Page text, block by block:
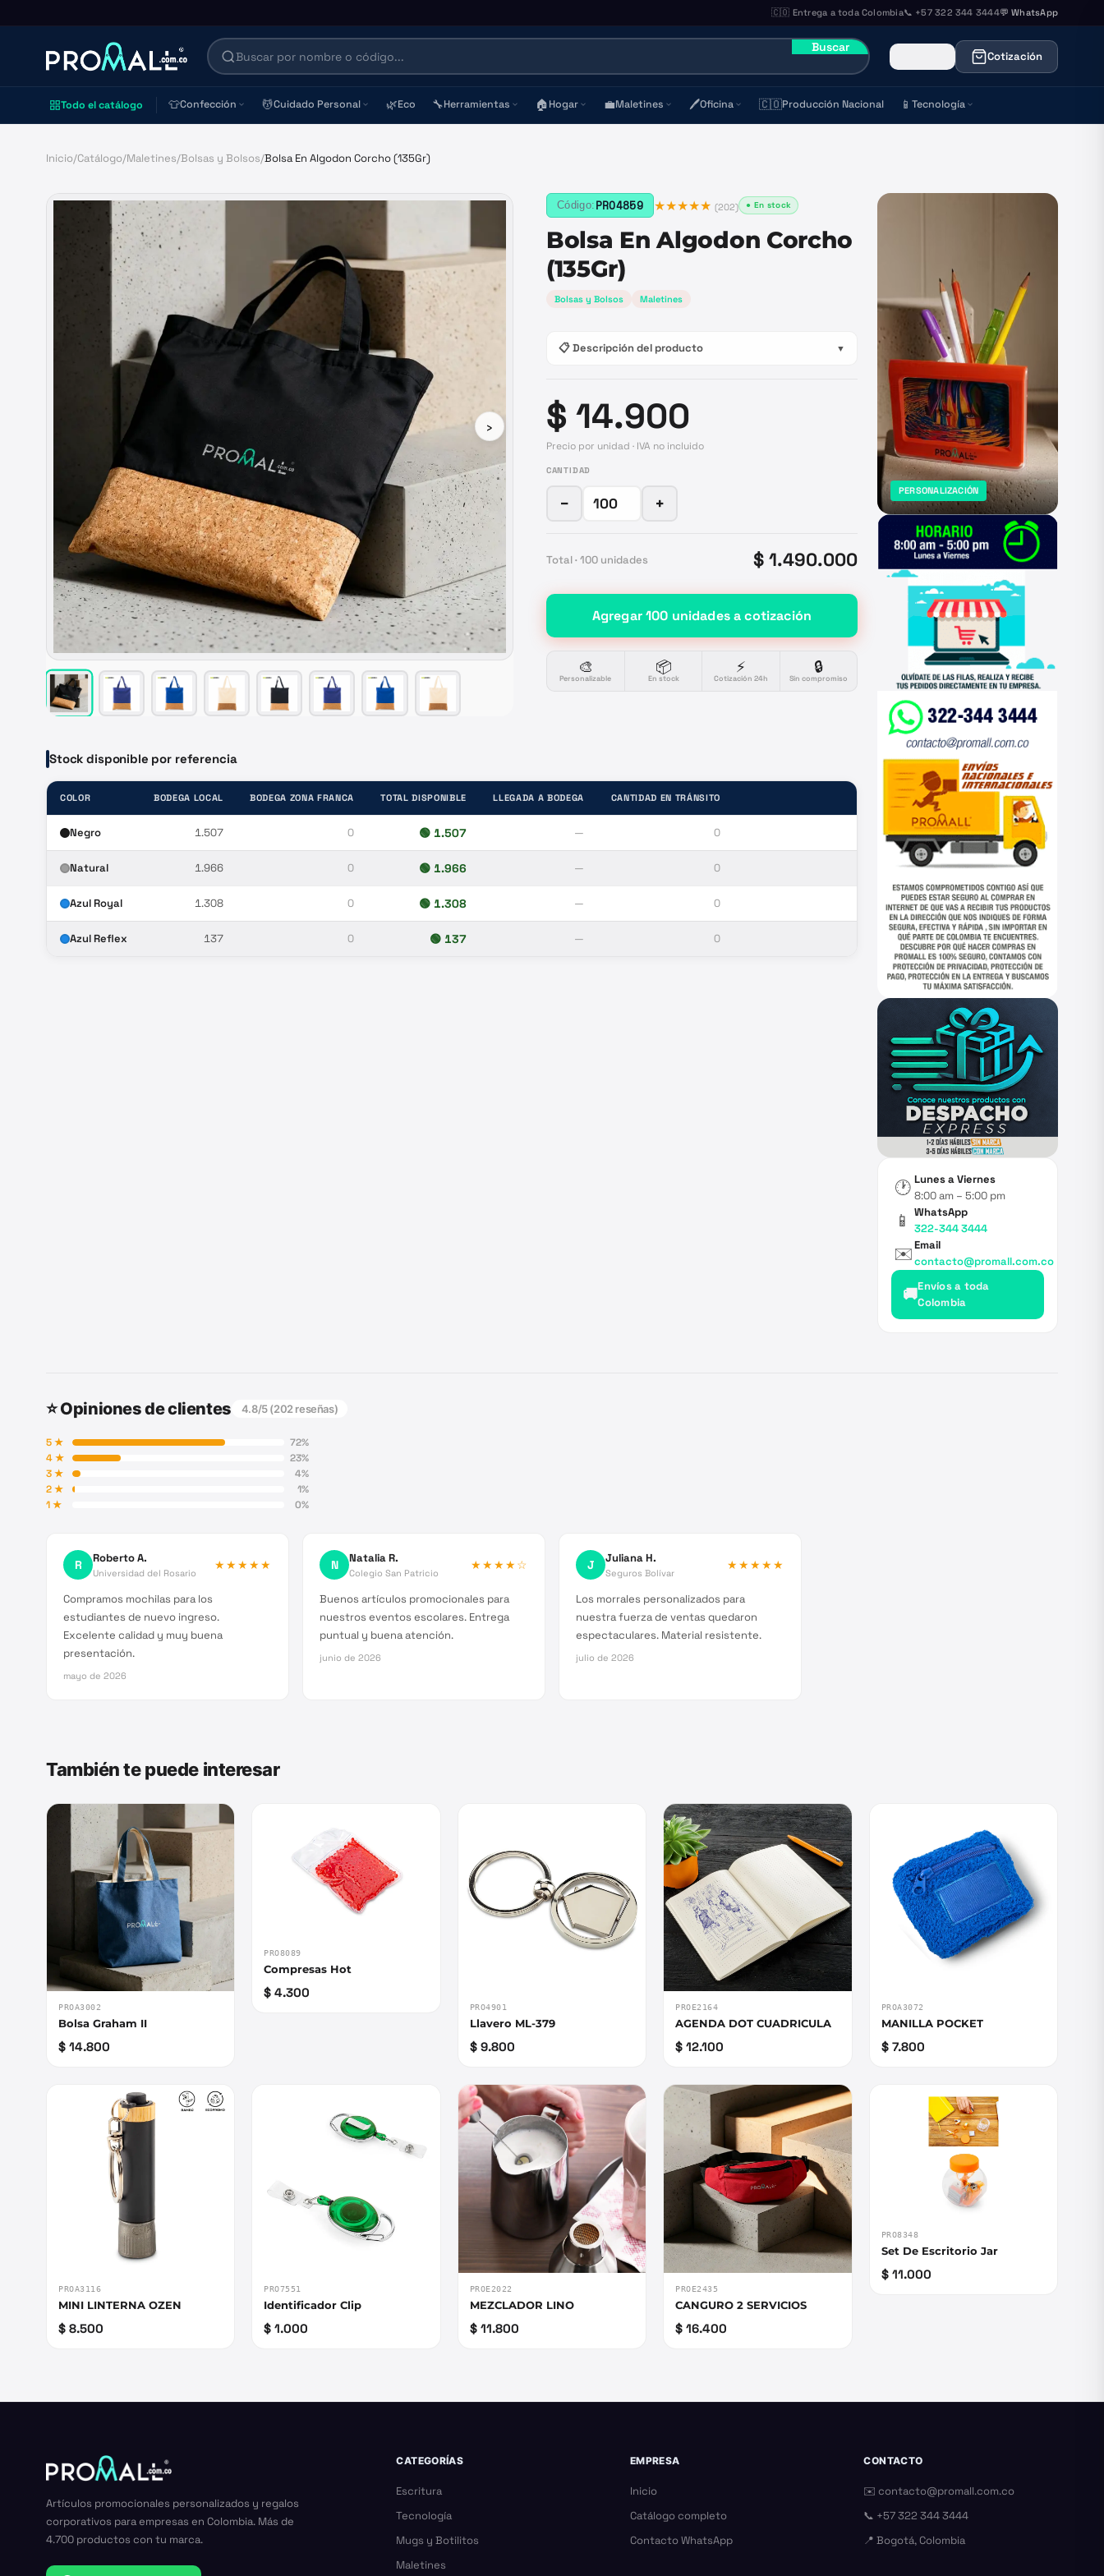
🇨🇴 Entrega a toda Colombia📞 +57 322 344 3444💬 WhatsApp
Buscar
Cotización
Todo el catálogo 👕Confección 💆Cuidado Personal 🌿Eco 🔧Herramientas 🏠Hogar 💼Maletines 🖊️Oficina 🇨🇴Producción Nacional 📱 Tecnología
Inicio/Catálogo/Maletines/Bolsas y Bolsos/Bolsa En Algodon Corcho (135Gr)
›
Código: PRO4859 ★★★★★ (202) ● En stock
Bolsa En Algodon Corcho
(135Gr)
Bolsas y Bolsos Maletines
📋 Descripción del producto ▼
$ 14.900
Precio por unidad · IVA no incluido
CANTIDAD
− +
Total · 100 unidades $ 1.490.000
Agregar100 unidadesa cotización
🎨
Personalizable
📦
En stock
⚡
Cotización 24h
🔒
Sin compromiso
Stock disponible por referencia
COLOR BODEGA LOCAL BODEGA ZONA FRANCA TOTAL DISPONIBLE LLEGADA A BODEGA CANTIDAD EN TRÁNSITO ESTADO
Negro 1.507 0 🟢 1.507 — 0 —
Natural 1.966 0 🟢 1.966 — 0 —
Azul Royal 1.308 0 🟢 1.308 — 0 —
Azul Reflex 137 0 🟢 137 — 0 —
PERSONALIZACIÓN
🕐 Lunes a Viernes
8:00 am – 5:00 pm
📱
WhatsApp
322-344 3444
✉️Email
contacto@promall.com.co
🚚Envíos a toda
Colombia
⭐ Opiniones de clientes 4.8/5 (202reseñas)
5★ 72%
4★ 23%
3★ 4%
2★ 1%
1★ 0%
R Roberto A.
Universidad del Rosario
★★★★★
Compramos mochilas para los
estudiantes de nuevo ingreso.
Excelente calidad y muy buena
presentación.
mayo de 2026
N Natalia R.
Colegio San Patricio
★★★★☆
Buenos artículos promocionales para
nuestros eventos escolares. Entrega
puntual y buena atención.
junio de 2026
J Juliana H.
Seguros Bolívar
★★★★★
Los morrales personalizados para
nuestra fuerza de ventas quedaron
espectaculares. Material resistente.
julio de 2026
También te puede interesar
PROA3002
Bolsa Graham II
$ 14.800
PRO8089
Compresas Hot
$ 4.300
PRO4901
Llavero ML-379
$ 9.800
PROE2164
AGENDA DOT CUADRICULA
$ 12.100
PROA3072
MANILLA POCKET
$ 7.800
PROA3116
MINI LINTERNA OZEN
$ 8.500
PRO7551
Identificador Clip
$ 1.000
PROE2022
MEZCLADOR LINO
$ 11.800
PROE2435
CANGURO 2 SERVICIOS
$ 16.400
PRO8348
Set De Escritorio Jar
$ 11.000
Artículos promocionales personalizados y regalos
corporativos para empresas en Colombia. Más de
4.700 productos con tu marca.
CATEGORÍAS
Escritura
Tecnología
Mugs y Botilitos
Maletines
EMPRESA
Inicio
Catálogo completo
Contacto WhatsApp
CONTACTO
✉️contacto@promall.com.co
📞 +57 322 344 3444
📍 Bogotá, Colombia